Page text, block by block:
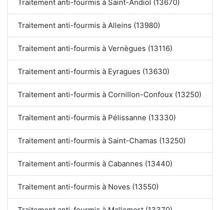
Traitement anti-fourmis à Saint-Andiol (13670)
Traitement anti-fourmis à Alleins (13980)
Traitement anti-fourmis à Vernègues (13116)
Traitement anti-fourmis à Eyragues (13630)
Traitement anti-fourmis à Cornillon-Confoux (13250)
Traitement anti-fourmis à Pélissanne (13330)
Traitement anti-fourmis à Saint-Chamas (13250)
Traitement anti-fourmis à Cabannes (13440)
Traitement anti-fourmis à Noves (13550)